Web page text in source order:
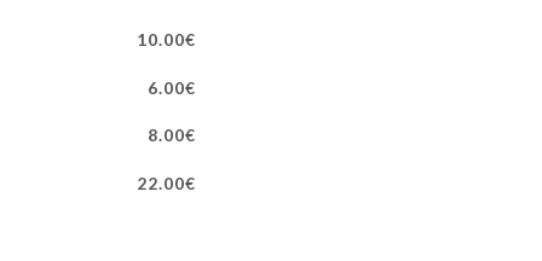
10.00€
6.00€
8.00€
22.00€